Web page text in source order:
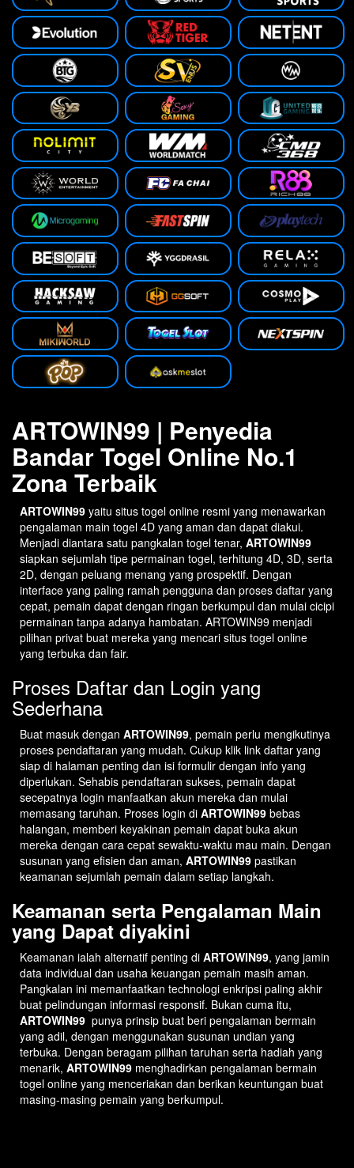
ARTOWIN99 | Penyedia
Bandar Togel Online No.1
Zona Terbaik
ARTOWIN99 yaitu situs togel online resmi yang menawarkan
pengalaman main togel 4D yang aman dan dapat diakui.
Menjadi diantara satu pangkalan togel tenar, ARTOWIN99
siapkan sejumlah tipe permainan togel, terhitung 4D, 3D, serta
2D, dengan peluang menang yang prospektif. Dengan
interface yang paling ramah pengguna dan proses daftar yang
cepat, pemain dapat dengan ringan berkumpul dan mulai cicipi
permainan tanpa adanya hambatan. ARTOWIN99 menjadi
pilihan privat buat mereka yang mencari situs togel online
yang terbuka dan fair.
Proses Daftar dan Login yang
Sederhana
Buat masuk dengan ARTOWIN99, pemain perlu mengikutinya
proses pendaftaran yang mudah. Cukup klik link daftar yang
siap di halaman penting dan isi formulir dengan info yang
diperlukan. Sehabis pendaftaran sukses, pemain dapat
secepatnya login manfaatkan akun mereka dan mulai
memasang taruhan. Proses login di ARTOWIN99 bebas
halangan, memberi keyakinan pemain dapat buka akun
mereka dengan cara cepat sewaktu-waktu mau main. Dengan
susunan yang efisien dan aman, ARTOWIN99 pastikan
keamanan sejumlah pemain dalam setiap langkah.
Keamanan serta Pengalaman Main
yang Dapat diyakini
Keamanan ialah alternatif penting di ARTOWIN99, yang jamin
data individual dan usaha keuangan pemain masih aman.
Pangkalan ini memanfaatkan technologi enkripsi paling akhir
buat pelindungan informasi responsif. Bukan cuma itu,
ARTOWIN99 punya prinsip buat beri pengalaman bermain
yang adil, dengan menggunakan susunan undian yang
terbuka. Dengan beragam pilihan taruhan serta hadiah yang
menarik, ARTOWIN99 menghadirkan pengalaman bermain
togel online yang menceriakan dan berikan keuntungan buat
masing-masing pemain yang berkumpul.